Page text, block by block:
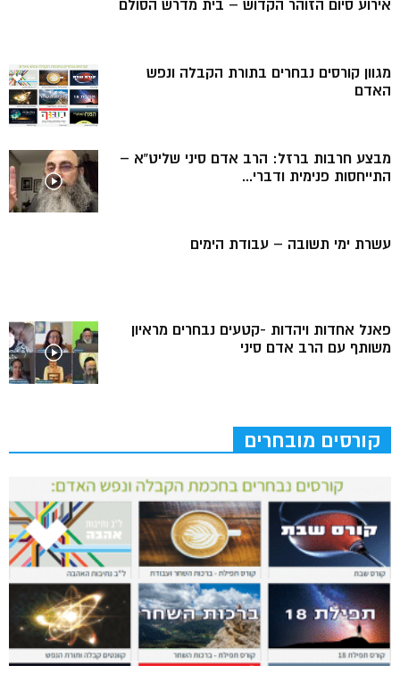
אירוע סיום הזוהר הקדוש – בית מדרש הסולם
מגוון קורסים נבחרים בתורת הקבלה ונפש
האדם
מבצע חרבות ברזל: הרב אדם סיני שליט”א –
התייחסות פנימית ודברי...
עשרת ימי תשובה – עבודת הימים
פאנל אחדות ויהדות -קטעים נבחרים מראיון
משותף עם הרב אדם סיני
קורסים מובחרים